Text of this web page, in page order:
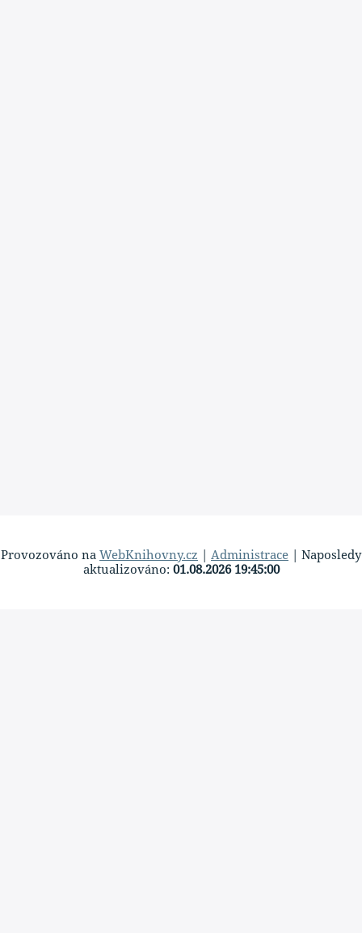
Provozováno na WebKnihovny.cz Administrace | Naposledy
aktualizováno: 01.08.2026 19:45:00